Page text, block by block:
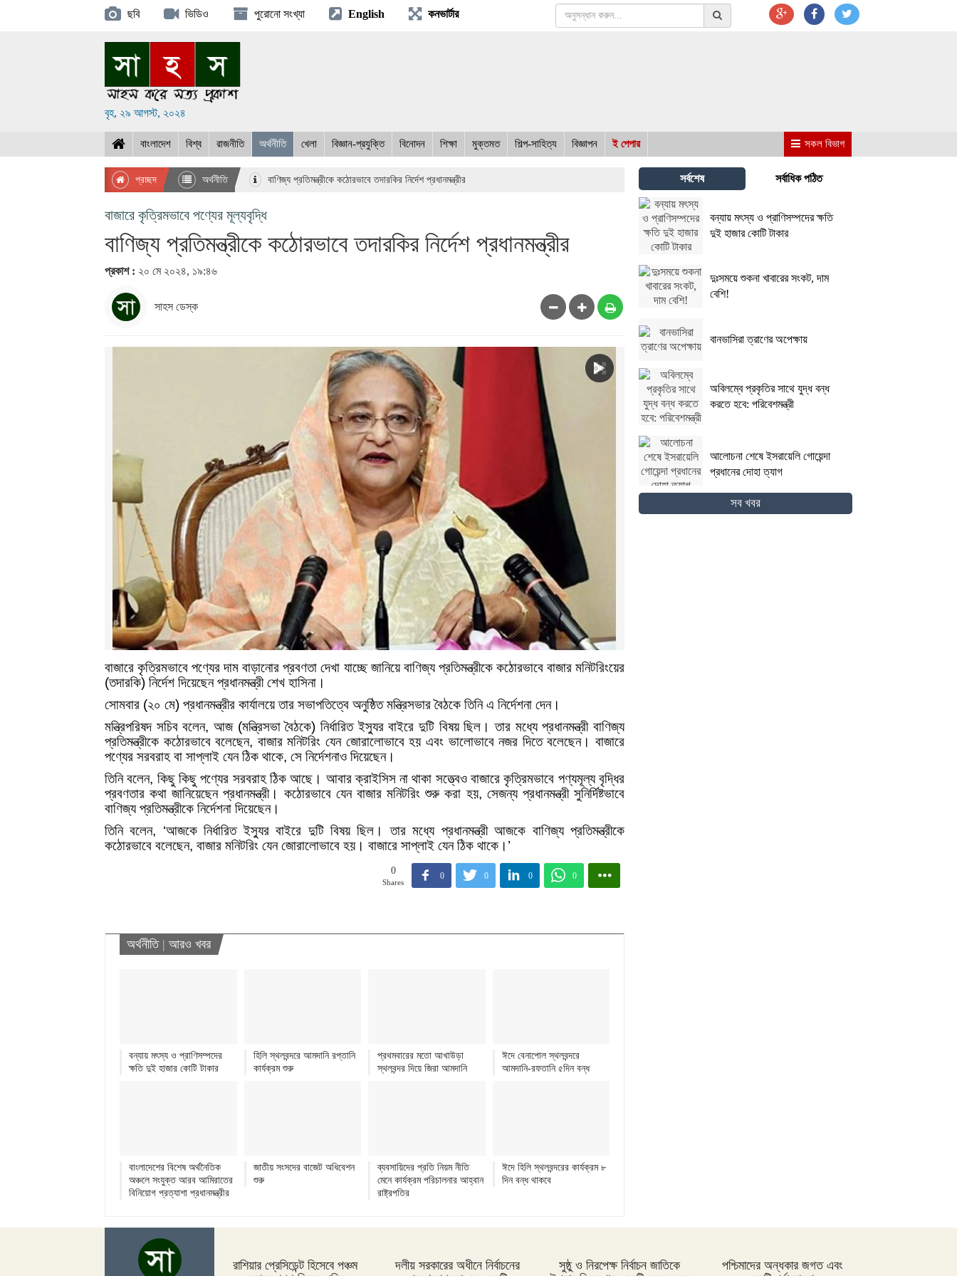
ছবি ভিডিও পুরোনো সংখ্যা English কনভার্টার
বৃহ, ২৯ আগস্ট, ২০২৪
বাংলাদেশ বিশ্ব রাজনীতি অর্থনীতি খেলা বিজ্ঞান-প্রযুক্তি বিনোদন শিক্ষা মুক্তমত শিল্প-সাহিত্য বিজ্ঞাপন ই পেপার সকল বিভাগ
প্রচ্ছদ অর্থনীতি বাণিজ্য প্রতিমন্ত্রীকে কঠোরভাবে তদারকির নির্দেশ প্রধানমন্ত্রীর
বাজারে কৃত্রিমভাবে পণ্যের মূল্যবৃদ্ধি
বাণিজ্য প্রতিমন্ত্রীকে কঠোরভাবে তদারকির নির্দেশ প্রধানমন্ত্রীর
প্রকাশ : ২০ মে ২০২৪, ১৯:৪৬
সাহস ডেস্ক
বাজারে কৃত্রিমভাবে পণ্যের দাম বাড়ানোর প্রবণতা দেখা যাচ্ছে জানিয়ে বাণিজ্য প্রতিমন্ত্রীকে কঠোরভাবে বাজার মনিটরিংয়ের
(তদারকি) নির্দেশ দিয়েছেন প্রধানমন্ত্রী শেখ হাসিনা।
সোমবার (২০ মে) প্রধানমন্ত্রীর কার্যালয়ে তার সভাপতিত্বে অনুষ্ঠিত মন্ত্রিসভার বৈঠকে তিনি এ নির্দেশনা দেন।
মন্ত্রিপরিষদ সচিব বলেন, আজ (মন্ত্রিসভা বৈঠকে) নির্ধারিত ইস্যুর বাইরে দুটি বিষয় ছিল। তার মধ্যে প্রধানমন্ত্রী বাণিজ্য
প্রতিমন্ত্রীকে কঠোরভাবে বলেছেন, বাজার মনিটরিং যেন জোরালোভাবে হয় এবং ভালোভাবে নজর দিতে বলেছেন। বাজারে
পণ্যের সরবরাহ বা সাপ্লাই যেন ঠিক থাকে, সে নির্দেশনাও দিয়েছেন।
তিনি বলেন, কিছু কিছু পণ্যের সরবরাহ ঠিক আছে। আবার ক্রাইসিস না থাকা সত্ত্বেও বাজারে কৃত্রিমভাবে পণ্যমূল্য বৃদ্ধির
প্রবণতার কথা জানিয়েছেন প্রধানমন্ত্রী। কঠোরভাবে যেন বাজার মনিটরিং শুরু করা হয়, সেজন্য প্রধানমন্ত্রী সুনির্দিষ্টভাবে
বাণিজ্য প্রতিমন্ত্রীকে নির্দেশনা দিয়েছেন।
তিনি বলেন, ‘আজকে নির্ধারিত ইস্যুর বাইরে দুটি বিষয় ছিল। তার মধ্যে প্রধানমন্ত্রী আজকে বাণিজ্য প্রতিমন্ত্রীকে
কঠোরভাবে বলেছেন, বাজার মনিটরিং যেন জোরালোভাবে হয়। বাজারে সাপ্লাই যেন ঠিক থাকে।’
0
Shares
0 0 0 0
অর্থনীতি| আরও খবর
বন্যায় মৎস্য ও প্রাণিসম্পদের
ক্ষতি দুই হাজার কোটি টাকার
হিলি স্থলবন্দরে আমদানি রপ্তানি
কার্যক্রম শুরু
প্রথমবারের মতো আখাউড়া
স্থলবন্দর দিয়ে জিরা আমদানি
ঈদে বেনাপোল স্থলবন্দরে
আমদানি-রফতানি ৫দিন বন্ধ
বাংলাদেশের বিশেষ অর্থনৈতিক
অঞ্চলে সংযুক্ত আরব আমিরাতের
বিনিয়োগ প্রত্যাশা প্রধানমন্ত্রীর
জাতীয় সংসদের বাজেট অধিবেশন
শুরু
ব্যবসায়িদের প্রতি নিয়ম নীতি
মেনে কার্যক্রম পরিচালনার আহ্বান
রাষ্ট্রপতির
ঈদে হিলি স্থলবন্দরের কার্যক্রম ৮
দিন বন্ধ থাকবে
সর্বশেষ সর্বাধিক পঠিত
বন্যায় মৎস্য ও প্রাণিসম্পদের ক্ষতি
দুই হাজার কোটি টাকার
দুঃসময়ে শুকনা খাবারের সংকট, দাম
বেশি!
বানভাসিরা ত্রাণের অপেক্ষায়
অবিলম্বে প্রকৃতির সাথে যুদ্ধ বন্ধ
করতে হবে: পরিবেশমন্ত্রী
আলোচনা শেষে ইসরায়েলি গোয়েন্দা
প্রধানের দোহা ত্যাগ
শেখ হাসিনার কমিটমেন্টের সোনালী ফসল
সব খবর
রাশিয়ার প্রেসিডেন্ট হিসেবে পঞ্চম
দলীয় সরকারের অধীনে নির্বাচনের
সুষ্ঠু ও নিরপেক্ষ নির্বাচন জাতিকে
পশ্চিমাদের অন্ধকার জগত এবং